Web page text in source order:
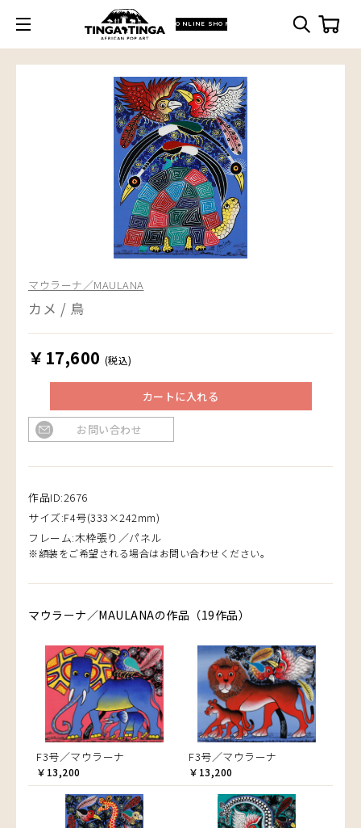
ONLINE SHOP
マウラーナ／MAULANA
カメ / 鳥
￥17,600 (税込)
カートに入れる
お問い合わせ
作品ID:2676
サイズ:F4号(333×242mm)
フレーム:木枠張り／パネル
※額装をご希望される場合はお問い合わせください。
マウラーナ／MAULANAの作品（19作品）
F3号／マウラーナ
￥13,200
F3号／マウラーナ
￥13,200